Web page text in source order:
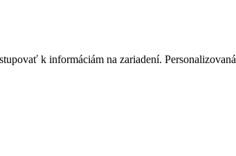
k informáciám na zariadení.